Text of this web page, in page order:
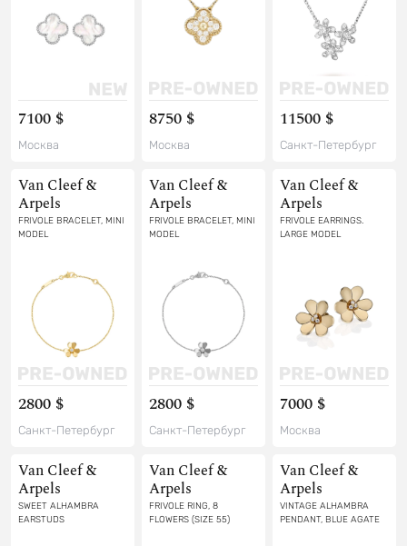
7100 $
Москва
8750 $
Москва
11500 $
Санкт-Петербург
Van Cleef &
Arpels
FRIVOLE BRACELET, MINI
MODEL
2800 $
Санкт-Петербург
Van Cleef &
Arpels
FRIVOLE BRACELET, MINI
MODEL
2800 $
Санкт-Петербург
Van Cleef &
Arpels
FRIVOLE EARRINGS.
LARGE MODEL
7000 $
Москва
Van Cleef &
Arpels
SWEET ALHAMBRA
EARSTUDS
Van Cleef &
Arpels
FRIVOLE RING, 8
FLOWERS (SIZE 55)
Van Cleef &
Arpels
VINTAGE ALHAMBRA
PENDANT, BLUE AGATE